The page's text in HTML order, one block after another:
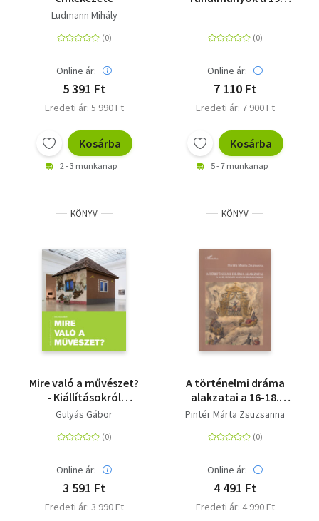
Ludmann Mihály
Online ár:
5 391 Ft
Eredeti ár: 5 990 Ft
Kosárba
2 - 3 munkanap
tiszteletére
Online ár:
7 110 Ft
Eredeti ár: 7 900 Ft
Kosárba
5 - 7 munkanap
KÖNYV
Mire való a művészet?
- Kiállításokról
kurátori szemmel
Gulyás Gábor
Online ár:
3 591 Ft
Eredeti ár: 3 990 Ft
KÖNYV
A történelmi dráma
alakzatai a 16-18.
századi magyar
Pintér Márta Zsuzsanna
Online ár:
4 491 Ft
Eredeti ár: 4 990 Ft